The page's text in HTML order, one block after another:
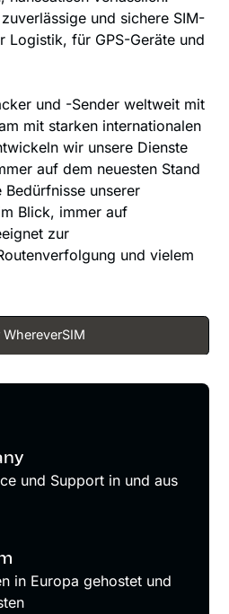
und sichere SIM-
Logistik, für GPS-Geräte und
und -Sender weltweit mit
mit starken internationalen
wir unsere Dienste
auf dem neuesten Stand
unserer
Blick, immer auf
zur
und vielem
WhereverSIM
und Support in und aus
in Europa gehostet und